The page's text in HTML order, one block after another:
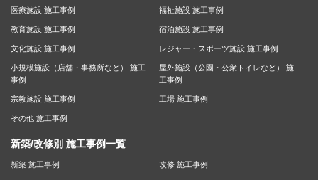
医療施設 施工事例 福祉施設 施工事例
教育施設 施工事例 宿泊施設 施工事例
文化施設 施工事例 レジャー・スポーツ施設 施工事例
小規模施設（店舗・事務所など） 施工
事例
屋外施設（公園・公衆トイレなど） 施
工事例
宗教施設 施工事例 工場 施工事例
その他 施工事例
新築/改修別 施工事例一覧
新築 施工事例 改修 施工事例